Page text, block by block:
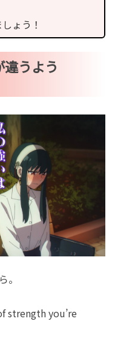
ょう！
違うよう
。
strength you’re